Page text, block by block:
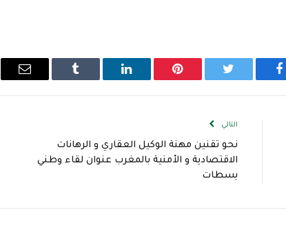
فيسبوك تويتر بينتيريستلينكدإن Tumblr
البريد
التالي
نحو تقنين مهنة الوكيل العقاري و الرهانات
الاقتصادية و الأمنية بالمغرب عنوان لقاء وطني
بسطات